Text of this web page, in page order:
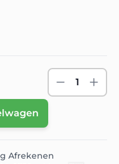
1
Afrekenen